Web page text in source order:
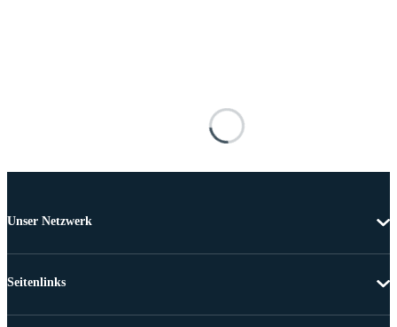
Unser Netzwerk
Seitenlinks